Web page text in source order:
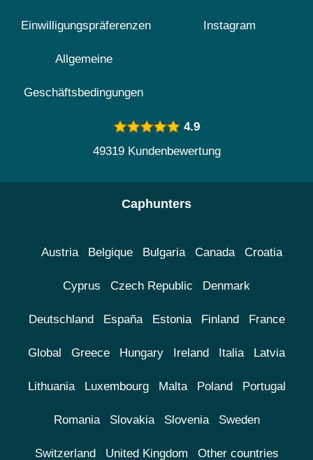
Einwilligungspräferenzen
Allgemeine
Geschäftsbedingungen
Instagram
4.9
49319 Kundenbewertung
Caphunters
Austria Belgique Bulgaria Canada Croatia
Cyprus Czech Republic Denmark
Deutschland España Estonia Finland France
Global Greece Hungary Ireland Italia Latvia
Lithuania Luxembourg Malta Poland Portugal
Romania Slovakia Slovenia Sweden
Switzerland United Kingdom Other countries